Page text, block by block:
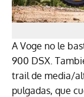
A Voge no le
900 DSX.
trail de media/
pulgadas, que